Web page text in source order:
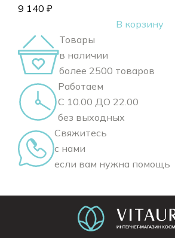
9 140 ₽
В корзину
Товары
в наличии
более 2500 товаров
Работаем
С 10.00 ДО 22.00
без выходных
Свяжитесь
с нами
если вам нужна помощь